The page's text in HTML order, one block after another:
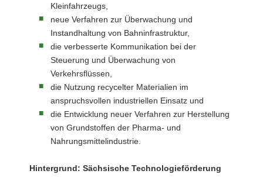
Kleinfahrzeugs,
neue Verfahren zur Überwachung und
Instandhaltung von Bahninfrastruktur,
die verbesserte Kommunikation bei der
Steuerung und Überwachung von
Verkehrsflüssen,
die Nutzung recycelter Materialien im
anspruchsvollen industriellen Einsatz und
die Entwicklung neuer Verfahren zur Herstellung
von Grundstoffen der Pharma- und
Nahrungsmittelindustrie.
Hintergrund: Sächsische Technologieförderung